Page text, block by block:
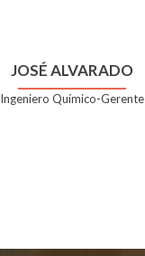
JOSÉ ALVARADO
Ingeniero Químico-Gerente